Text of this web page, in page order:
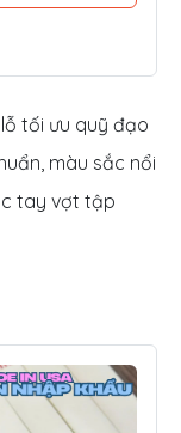
tối ưu quỹ đạo
màu sắc nổi
tay vợt tập